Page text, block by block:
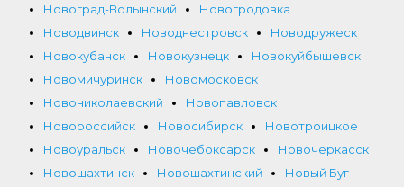
Новоград-Волынский
Новогродовка
Новодвинск
Новоднестровск
Новодружеск
Новокубанск
Новокузнецк
Новокуйбышевск
Новомичуринск
Новомосковск
Новониколаевский
Новопавловск
Новороссийск
Новосибирск
Новотроицкое
Новоуральск
Новочебоксарск
Новочеркасск
Новошахтинск
Новошахтинский
Новый Буг